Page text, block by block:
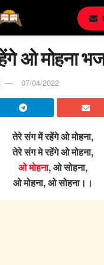
ओ मोहना
07/04/2022
तेरे संग में रहेंगे ओ मोहना,
तेरे संग मे रहेंगे ओ मोहना,
ओ मोहना, ओ सोहना,
ओ मोहना, ओ सोहना।।